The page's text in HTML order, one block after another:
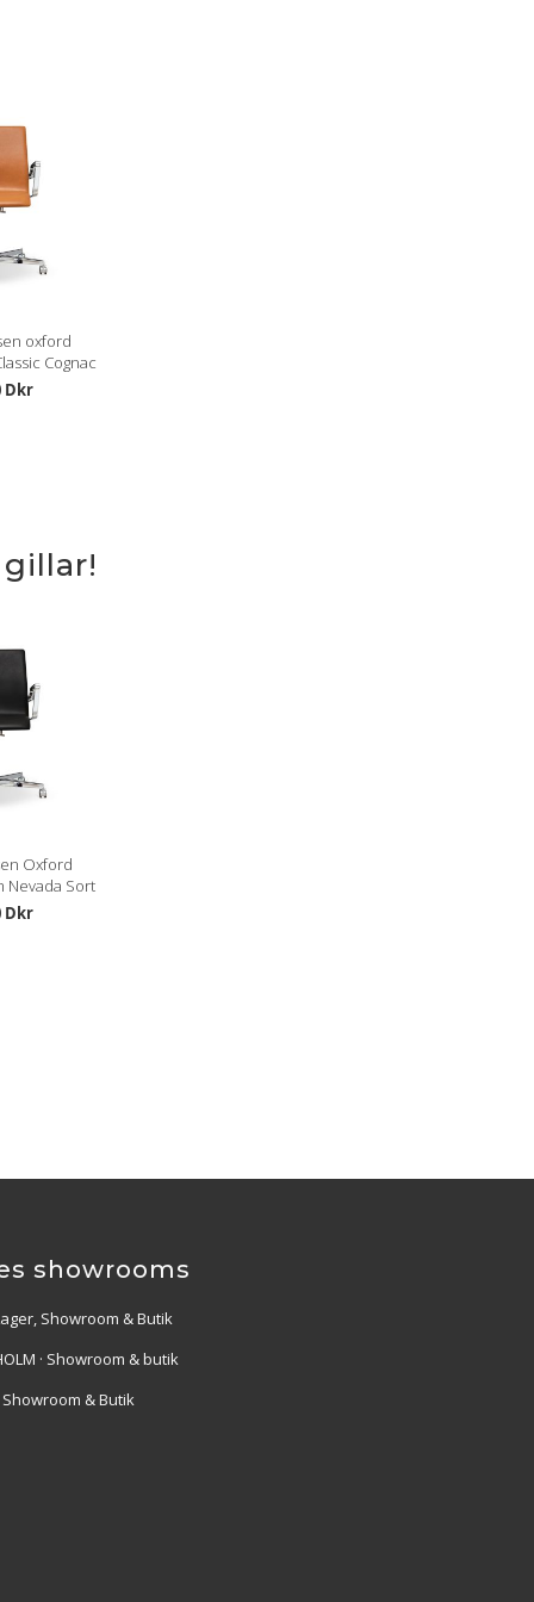
oxford
Cognac
Dkr
Oxford
Nevada Sort
Dkr
showrooms
Showroom & Butik
· Showroom & butik
Showroom & Butik